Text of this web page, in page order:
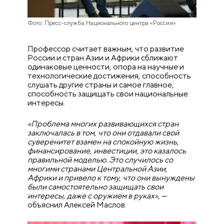
Фото: Пресс-служба Национального центра «Россия»
Профессор считает важным, что развитие
России и стран Азии и Африки сближают
одинаковые ценности, опора на научные и
технологические достижения, способность
слушать другие страны и самое главное,
способность защищать свои национальные
интересы.
«Проблема многих развивающихся стран
заключалась в том, что они отдавали свой
суверенитет взамен на спокойную жизнь,
финансирование, инвестиции, это казалось
правильной моделью. Это случилось со
многими странами Центральной Азии,
Африки и привело к тому, что они вынуждены
были самостоятельно защищать свои
интересы, даже с оружием в руках», —
объяснил Алексей Маслов.